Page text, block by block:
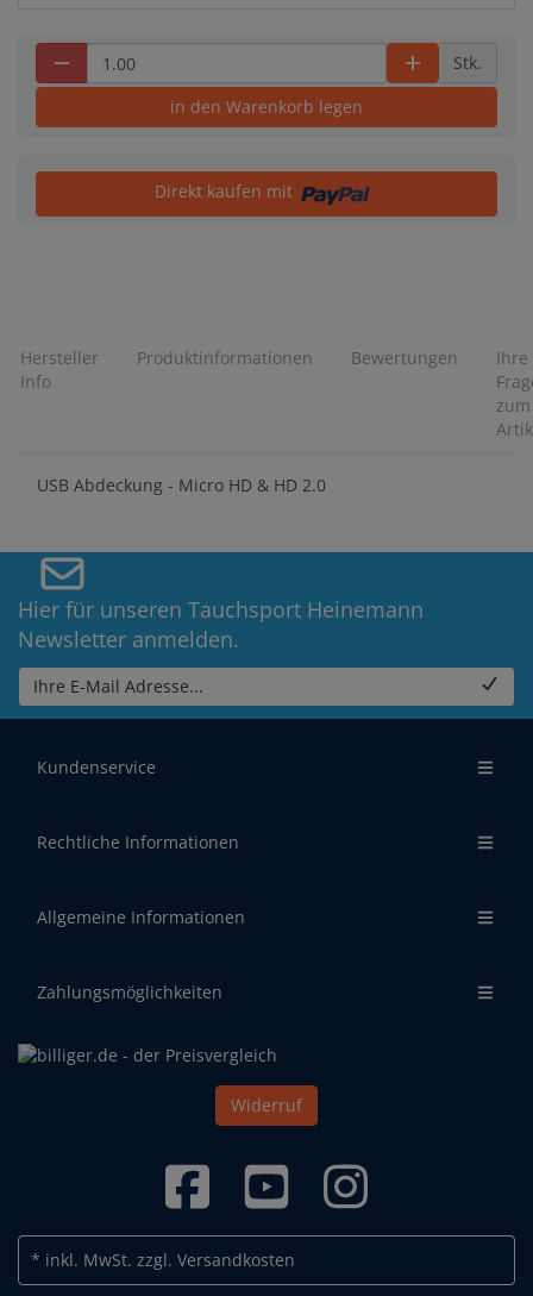
Stk.
in den Warenkorb legen
Direkt kaufen mit
Hersteller
Info
Produktinformationen Bewertungen
Ihre
zum
USB Abdeckung - Micro HD & HD 2.0
Hier für unseren Tauchsport Heinemann
Newsletter anmelden.
Ihre E-Mail Adresse...
Kundenservice
Rechtliche Informationen
Allgemeine Informationen
Zahlungsmöglichkeiten
Widerruf
* inkl. MwSt. zzgl. Versandkosten